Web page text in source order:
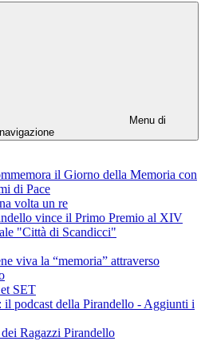
Menu di
navigazione
il Giorno della Memoria con
di Pace
volta un re
vince il Primo Premio al XIV
"Città di Scandicci"
viva la “memoria” attraverso
SET
il podcast della Pirandello - Aggiunti i
Ragazzi Pirandello